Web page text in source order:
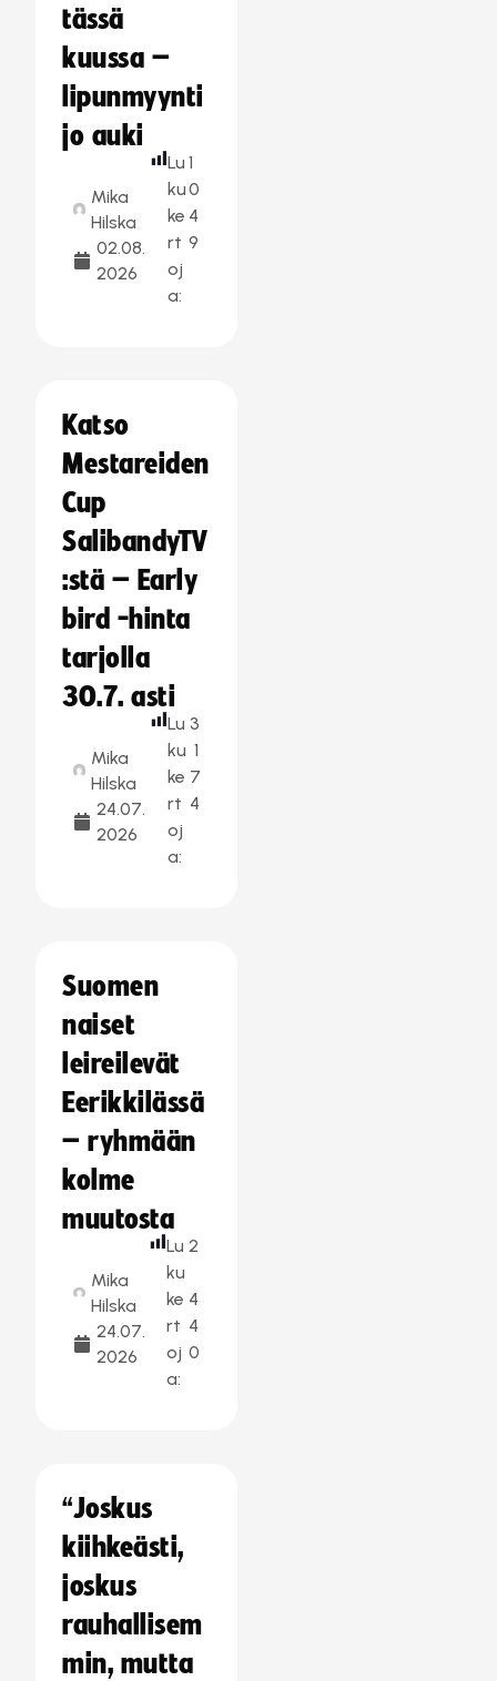
tässä
kuussa –
lipunmyynti
jo auki
Mika
Hilska
02.08.
2026
Lu
ku
ke
rt
oj
a:
1
0
4
9
Katso
Mestareiden
Cup
SalibandyTV
:stä – Early
bird -hinta
tarjolla
30.7. asti
Mika
Hilska
24.07.
2026
Lu
ku
ke
rt
oj
a:
3
1
7
4
Suomen
naiset
leireilevät
Eerikkilässä
– ryhmään
kolme
muutosta
Mika
Hilska
24.07.
2026
Lu
ku
ke
rt
oj
a:
2
4
4
0
“Joskus
kiihkeästi,
joskus
rauhallisem
min, mutta